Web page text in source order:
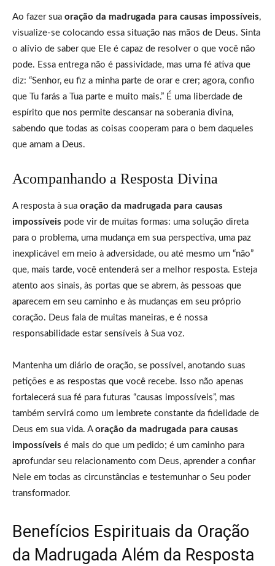
Ao fazer sua oração da madrugada para causas impossíveis,
visualize-se colocando essa situação nas mãos de Deus. Sinta
o alívio de saber que Ele é capaz de resolver o que você não
pode. Essa entrega não é passividade, mas uma fé ativa que
diz: “Senhor, eu fiz a minha parte de orar e crer; agora, confio
que Tu farás a Tua parte e muito mais.” É uma liberdade de
espírito que nos permite descansar na soberania divina,
sabendo que todas as coisas cooperam para o bem daqueles
que amam a Deus.
Acompanhando a Resposta Divina
A resposta à sua oração da madrugada para causas
impossíveis pode vir de muitas formas: uma solução direta
para o problema, uma mudança em sua perspectiva, uma paz
inexplicável em meio à adversidade, ou até mesmo um “não”
que, mais tarde, você entenderá ser a melhor resposta. Esteja
atento aos sinais, às portas que se abrem, às pessoas que
aparecem em seu caminho e às mudanças em seu próprio
coração. Deus fala de muitas maneiras, e é nossa
responsabilidade estar sensíveis à Sua voz.
Mantenha um diário de oração, se possível, anotando suas
petições e as respostas que você recebe. Isso não apenas
fortalecerá sua fé para futuras “causas impossíveis”, mas
também servirá como um lembrete constante da fidelidade de
Deus em sua vida. A oração da madrugada para causas
impossíveis é mais do que um pedido; é um caminho para
aprofundar seu relacionamento com Deus, aprender a confiar
Nele em todas as circunstâncias e testemunhar o Seu poder
transformador.
Benefícios Espirituais da Oração
da Madrugada Além da Resposta